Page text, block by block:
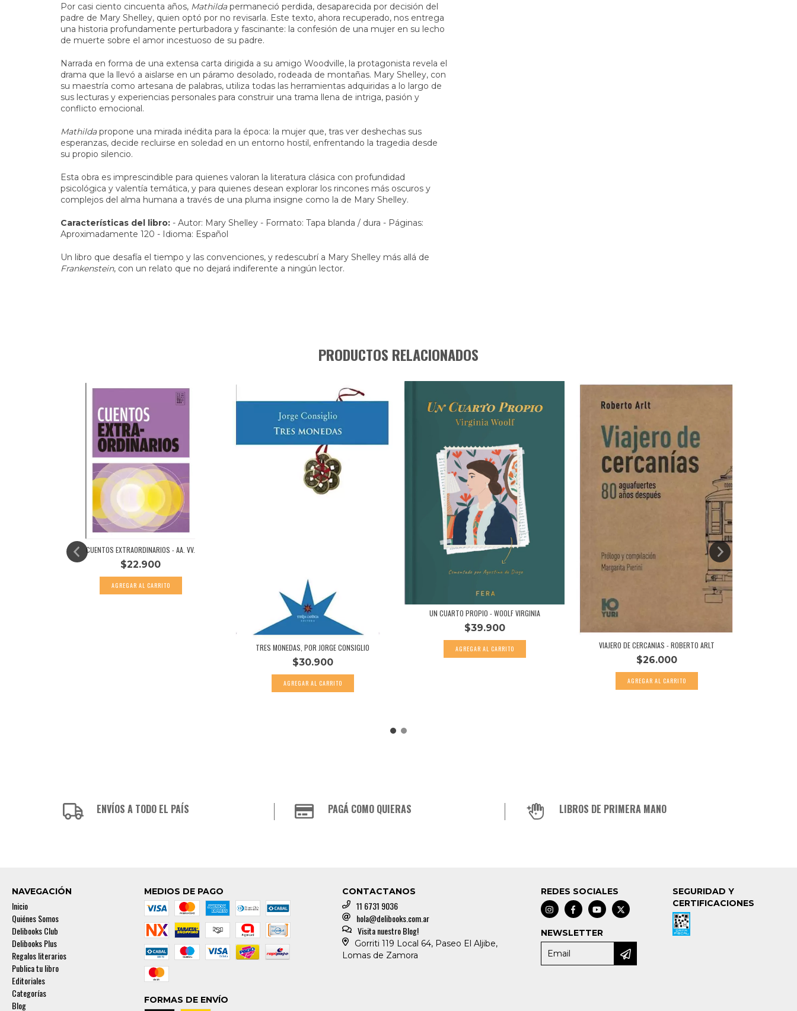
Por casi ciento cincuenta años, Mathildapermaneció perdida, desaparecida por decisión del
padre de Mary Shelley, quien optó por no revisarla. Este texto, ahora recuperado, nos entrega
una historia profundamente perturbadora y fascinante: la confesión de una mujer en su lecho
de muerte sobre el amor incestuoso de su padre.
Narrada en forma de una extensa carta dirigida a su amigo Woodville, la protagonista revela el
drama que la llevó a aislarse en un páramo desolado, rodeada de montañas. Mary Shelley, con
su maestría como artesana de palabras, utiliza todas las herramientas adquiridas a lo largo de
sus lecturas y experiencias personales para construir una trama llena de intriga, pasión y
conflicto emocional.
Mathildapropone una mirada inédita para la época: la mujer que, tras ver deshechas sus
esperanzas, decide recluirse en soledad en un entorno hostil, enfrentando la tragedia desde
su propio silencio.
Esta obra es imprescindible para quienes valoran la literatura clásica con profundidad
psicológica y valentía temática, y para quienes desean explorar los rincones más oscuros y
complejos del alma humana a través de una pluma insigne como la de Mary Shelley.
Características del libro: - Autor: Mary Shelley - Formato: Tapa blanda / dura - Páginas:
Aproximadamente 120 - Idioma: Español
Un libro que desafía el tiempo y las convenciones, y redescubrí a Mary Shelley más allá de
Frankenstein, con un relato que no dejará indiferente a ningún lector.
PRODUCTOS RELACIONADOS
CUENTOS EXTRAORDINARIOS - AA. VV.
$22.900
TRES MONEDAS, POR JORGE CONSIGLIO
$30.900
UN CUARTO PROPIO - WOOLF VIRGINIA
$39.900
VIAJERO DE CERCANIAS - ROBERTO ARLT
$26.000
ENVÍOS A TODO EL PAÍS PAGÁ COMO QUIERAS LIBROS DE PRIMERA MANO
NAVEGACIÓN
Inicio
Quiénes Somos
Delibooks Club
Delibooks Plus
Regalos literarios
Publica tu libro
Editoriales
Categorías
Blog
MEDIOS DE PAGO
FORMAS DE ENVÍO
CONTACTANOS
11 6731 9036
hola@delibooks.com.ar
Visita nuestro Blog!
Gorriti 119 Local 64, Paseo El Aljibe,
Lomas de Zamora
REDES SOCIALES
NEWSLETTER
SEGURIDAD Y
CERTIFICACIONES